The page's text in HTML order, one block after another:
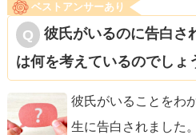
は、質問者様がそこまで本気で
るから、「うまくいっていない
ように見えます。「自分（質問
てほしい」という勢いが、今の
もしれません。
ベストアンサーあり
彼氏がいるのに告白さ
は何を考えているのでしょ
彼氏がいることをわ
生に告白されました